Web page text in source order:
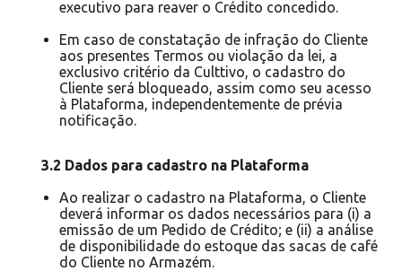
executivo para reaver o Crédito concedido.
Em caso de constatação de infração do Cliente
aos presentes Termos ou violação da lei, a
exclusivo critério da Culttivo, o cadastro do
Cliente será bloqueado, assim como seu acesso
à Plataforma, independentemente de prévia
notificação.
3.2 Dados para cadastro na Plataforma
Ao realizar o cadastro na Plataforma, o Cliente
deverá informar os dados necessários para (i) a
emissão de um Pedido de Crédito; e (ii) a análise
de disponibilidade do estoque das sacas de café
do Cliente no Armazém.